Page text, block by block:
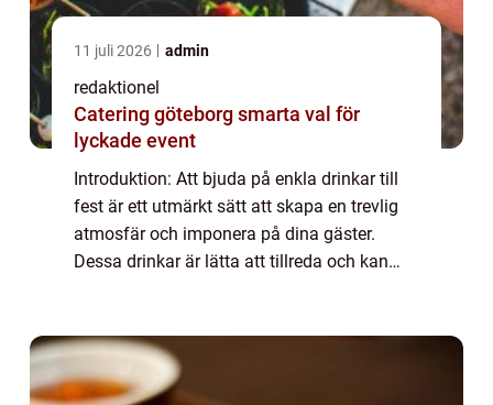
11 juli 2026 admin
redaktionel
Catering göteborg smarta val för
lyckade event
Introduktion: Att bjuda på enkla drinkar till
fest är ett utmärkt sätt att skapa en trevlig
atmosfär och imponera på dina gäster.
Dessa drinkar är lätta att tillreda och kan